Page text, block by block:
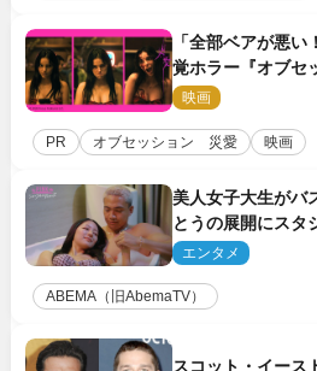
「全部ベアが悪い
覚ホラー『オブセ
が本音で語る＜座
映画
PR オブセッション 災愛 映画
美人女子大生がバ
とうの展開にスタ
エンタメ
ABEMA（旧AbemaTV）
スコット・イース